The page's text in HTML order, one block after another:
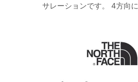
サレーションです。 4方向